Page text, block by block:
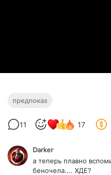
предпоказ
11 17
Darker
а теперь плавно
беночела.... ХДЕ?